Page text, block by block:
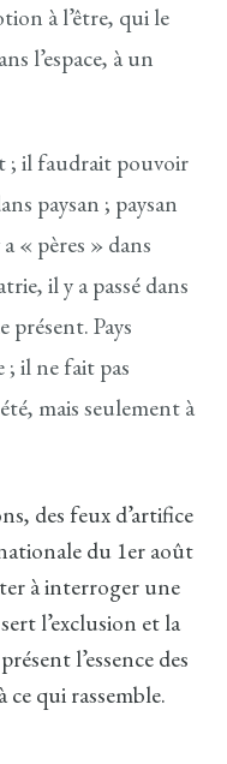
à l’être, qui le
l’espace, à un
; il faudrait pouvoir
paysan ; paysan
« pères » dans
il y a passé dans
présent. Pays
; il ne fait pas
mais seulement à
des feux d’artifice
du 1er août
à interroger une
l’exclusion et la
l’essence des
ce qui rassemble.